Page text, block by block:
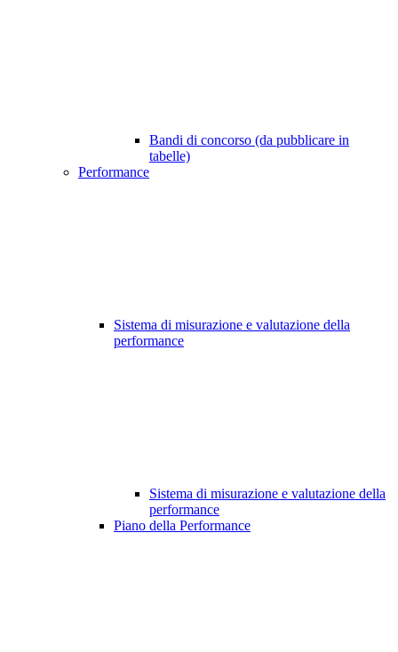
Bandi di concorso (da pubblicare in
tabelle)
Performance
Sistema di misurazione e valutazione della
performance
Sistema di misurazione e valutazione della
performance
Piano della Performance